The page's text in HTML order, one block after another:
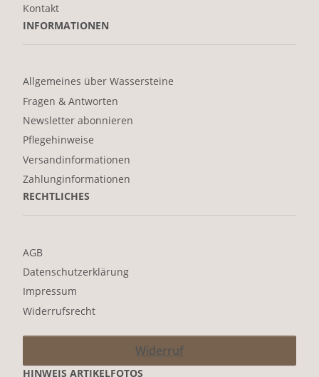
Kontakt
INFORMATIONEN
Allgemeines über Wassersteine
Fragen & Antworten
Newsletter abonnieren
Pflegehinweise
Versandinformationen
Zahlunginformationen
RECHTLICHES
AGB
Datenschutzerklärung
Impressum
Widerrufsrecht
Widerruf
HINWEIS ARTIKELFOTOS